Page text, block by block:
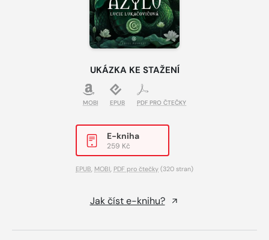
UKÁZKA KE STAŽENÍ
MOBI EPUB PDF PRO ČTEČKY
E-kniha
259 Kč
EPUB, MOBI, PDF pro čtečky (320 stran)
Jak číst e-knihu?